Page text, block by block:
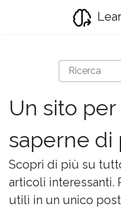
Un sito
saperne di
Scopri di più su
articoli interessanti.
utili in un unico